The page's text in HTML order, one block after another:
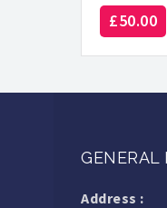
£50.00
GENERAL
Address :